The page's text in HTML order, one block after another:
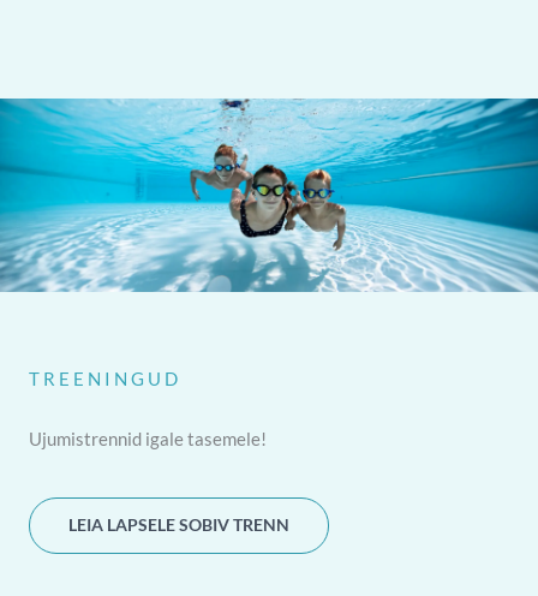
TREENINGUD
Ujumistrennid igale tasemele!
LEIA LAPSELE SOBIV TRENN